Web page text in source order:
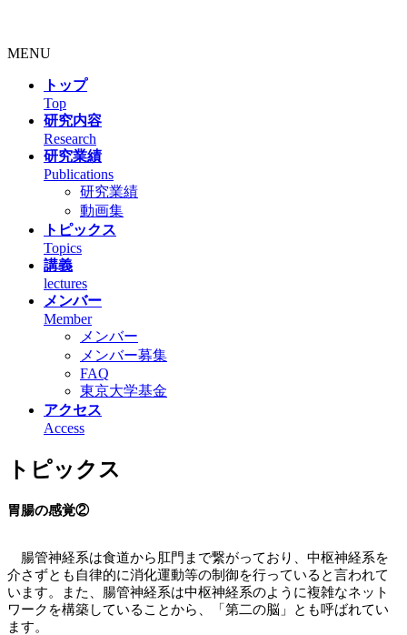
MENU
トップ
Top
研究内容
Research
研究業績
Publications
研究業績
動画集
トピックス
Topics
講義
lectures
メンバー
Member
メンバー
メンバー募集
FAQ
東京大学基金
アクセス
Access
トピックス
胃腸の感覚②
腸管神経系は食道から肛門まで繋がっており、中枢神経系を
介さずとも自律的に消化運動等の制御を行っていると言われて
います。また、腸管神経系は中枢神経系のように複雑なネット
ワークを構築していることから、「第二の脳」とも呼ばれてい
ます。